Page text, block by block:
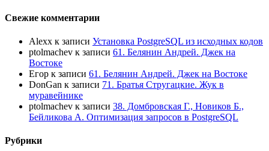
Свежие комментарии
Alexx к записи Установка PostgreSQL из исходных кодов
ptolmachev к записи 61. Белянин Андрей. Джек на
Востоке
Егор к записи 61. Белянин Андрей. Джек на Востоке
DonGan к записи 71. Братья Стругацкие. Жук в
муравейнике
ptolmachev к записи 38. Домбровская Г., Новиков Б.,
Бейликова А. Оптимизация запросов в PostgreSQL
Рубрики